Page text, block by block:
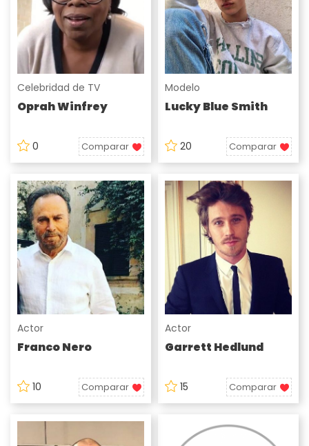
Celebridad de TV
Oprah Winfrey
0 Comparar
Modelo
Lucky Blue Smith
20 Comparar
Actor
Franco Nero
10 Comparar
Actor
Garrett Hedlund
15 Comparar